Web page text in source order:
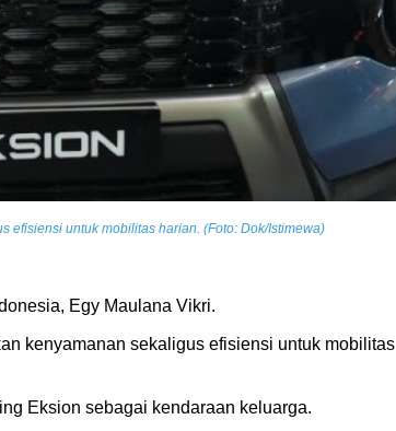
efisiensi untuk mobilitas harian. (Foto: Dok/Istimewa)
Egy Maulana Vikri.
kenyamanan sekaligus efisiensi untuk mobilitas
Eksion sebagai kendaraan keluarga.